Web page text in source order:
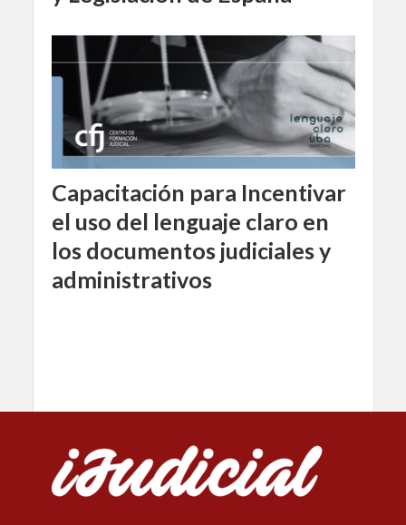
Capacitación para Incentivar
el uso del lenguaje claro en
los documentos judiciales y
administrativos